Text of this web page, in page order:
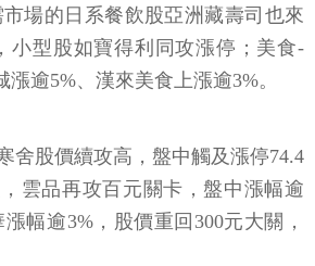
市場的日系餐飲股亞洲藏壽司也來
小型股如寶得利同攻漲停；美食-
逾5%、漢來美食上漲逾3%。
舍股價續攻高，盤中觸及漲停74.4
雲品再攻百元關卡，盤中漲幅逾
幅逾3%，股價重回300元大關，